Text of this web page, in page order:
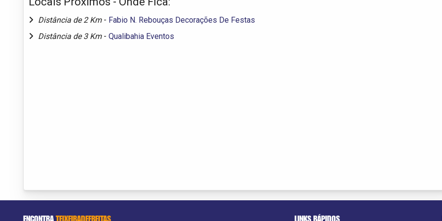
Distância de 2 Km - Fabio N. Rebouças Decorações De Festas
Distância de 3 Km - Qualibahia Eventos
ENCONTRATEIXEIRADEFREITAS LINKS RÁPIDOS